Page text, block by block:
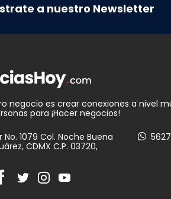
a nuestro Newsletter
negocio es crear conexiones a nivel
para ¡Hacer negocios!
1079 Col. Noche Buena
CDMX C.P. 03720,